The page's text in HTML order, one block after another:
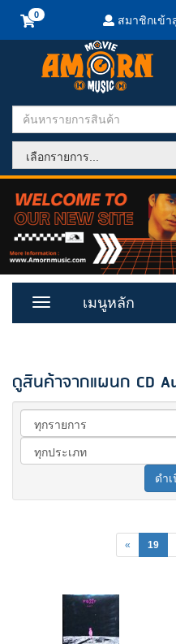
สมาชิกเข้า
Toggle
เมนูหลัก
ดูสินค้าจากแผนก CD
ดำ
« 19